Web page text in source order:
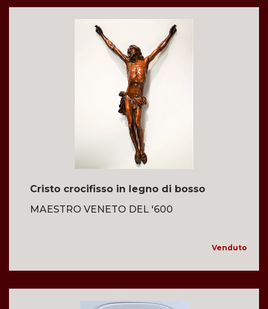
Cristo crocifisso in legno di bosso
MAESTRO VENETO DEL '600
Venduto